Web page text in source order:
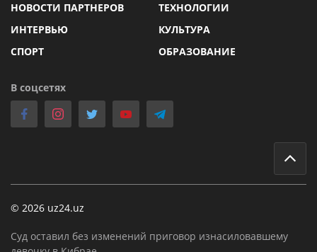
НОВОСТИ ПАРТНЕРОВ
ТЕХНОЛОГИИ
ИНТЕРВЬЮ
КУЛЬТУРА
СПОРТ
ОБРАЗОВАНИЕ
В соцсетях
© 2026 uz24.uz
Суд оставил без изменений приговор изнасиловавшему